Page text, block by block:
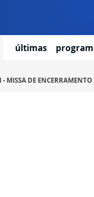
últimas
- MISSA DE ENCERRAMENTO